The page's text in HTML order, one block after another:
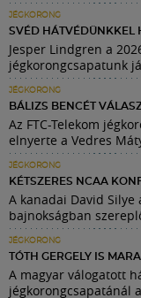
JÉGKORONG
SVÉD HÁTVÉDÜNKKEL
Jesper Lindgren a
jégkorongcsapatunk
JÉGKORONG
BÁLIZS BENCÉT
Az FTC-Telekom
elnyerte a Vedres
JÉGKORONG
KÉTSZERES NCAA
A kanadai David Silye
bajnokságban
JÉGKORONG
TÓTH GERGELY IS
A magyar válogatott
jégkorongcsapatánál